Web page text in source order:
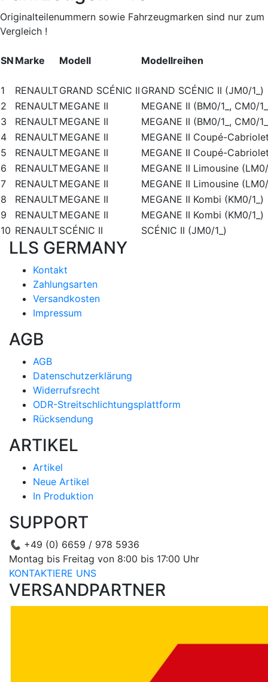
Originalteilenummern sowie Fahrzeugmarken sind nur zum
Vergleich !
SN Marke Modell Modellreihen
1 RENAULTGRAND SCÉNIC II GRAND SCÉNIC II (JM0/1_)
2
RENAULTMEGANE II
MEGANE II (BM0/1_, CM0/
3
RENAULTMEGANE II
MEGANE II (BM0/1_, CM0/
4
RENAULTMEGANE II
MEGANE II Coupé-
5
RENAULTMEGANE II
MEGANE II Coupé-
6
RENAULTMEGANE II
MEGANE II Limousine
7
RENAULTMEGANE II
MEGANE II Limousine
8
RENAULTMEGANE II
MEGANE II Kombi (KM0/1_)
9
RENAULTMEGANE II
MEGANE II Kombi (KM0/1_)
10 RENAULTSCÉNIC II SCÉNIC II (JM0/1_)
LLS GERMANY
Kontakt
Zahlungsarten
Versandkosten
Impressum
AGB
AGB
Datenschutzerklärung
Widerrufsrecht
ODR-Streitschlichtungsplattform
Rücksendung
ARTIKEL
Artikel
Neue Artikel
In Produktion
SUPPORT
📞 +49 (0) 6659 / 978 5936
Montag bis Freitag von 8:00 bis 17:00 Uhr
KONTAKTIERE UNS
VERSANDPARTNER